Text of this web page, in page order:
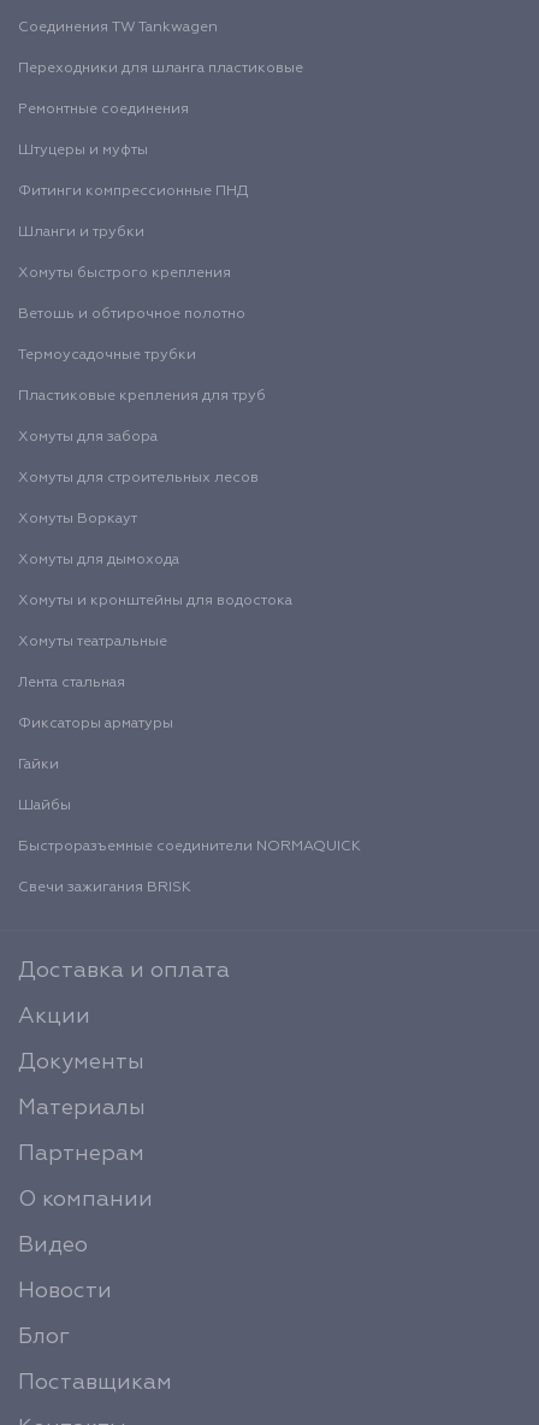
Соединения TW Tankwagen
Переходники для шланга пластиковые
Ремонтные соединения
Штуцеры и муфты
Фитинги компрессионные ПНД
Шланги и трубки
Хомуты быстрого крепления
Ветошь и обтирочное полотно
Термоусадочные трубки
Пластиковые крепления для труб
Хомуты для забора
Хомуты для строительных лесов
Хомуты Воркаут
Хомуты для дымохода
Хомуты и кронштейны для водостока
Хомуты театральные
Лента стальная
Фиксаторы арматуры
Гайки
Шайбы
Быстроразъемные соединители NORMAQUICK
Свечи зажигания BRISK
Доставка и оплата
Акции
Документы
Материалы
Партнерам
О компании
Видео
Новости
Блог
Поставщикам